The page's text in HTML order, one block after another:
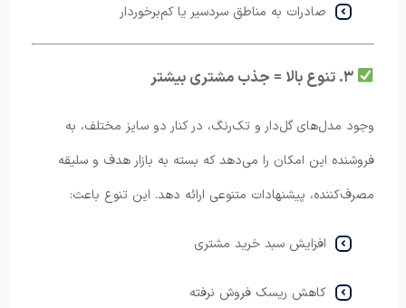
صادرات به مناطق سردسیر یا کم‌برخوردار
وجود مدل‌های گل‌دار و تک‌رنگ، در کنار دو سایز مختلف، به
فروشنده این امکان را می‌دهد که بسته به بازار هدف و سلیقه
مصرف‌کننده، پیشنهادات متنوعی ارائه دهد. این تنوع باعث:
افزایش سبد خرید مشتری
کاهش ریسک فروش نرفته